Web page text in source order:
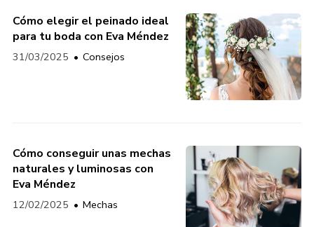
Cómo elegir el peinado ideal
para tu boda con Eva Méndez
31/03/2025 Consejos
Cómo conseguir unas mechas
naturales y luminosas con
Eva Méndez
12/02/2025 Mechas